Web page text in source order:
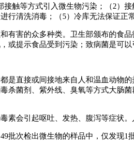
等方式引入微生物污染；（2）
清洗消毒；（5）冷库无法保证正
害的众多种类。卫生部颁布的食
提示食品受到污染；致病菌是可
直接或间接地来自人和温血动物
杀菌剂、紫外线、臭氧等方式大肠
会引起呕吐、发热、腹泻等症状。
次检出微生物的样品中，仅发现1